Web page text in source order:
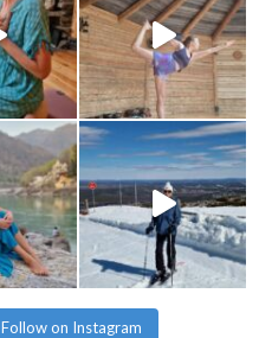
Follow on Instagram